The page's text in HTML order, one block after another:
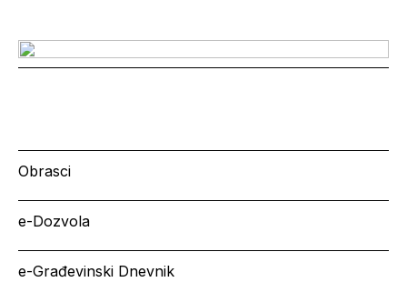
Obrasci
e-Dozvola
e-Građevinski Dnevnik